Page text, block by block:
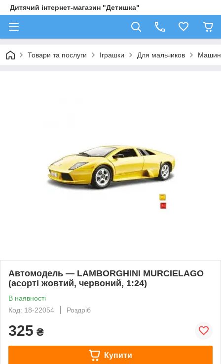
Дитячий інтернет-магазин "Детишка"
Товари та послуги Іграшки Для мальчиков
Автомодель — LAMBORGHINI MURCIELAGO
(асорті жовтий, червоний, 1:24)
В наявності
Код: 18-22054
Роздріб
325 ₴
Купити